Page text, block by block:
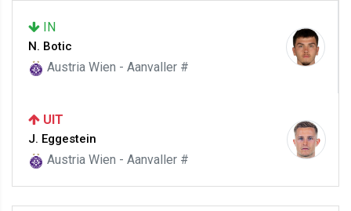
IN
N. Botic
Austria Wien - Aanvaller #
UIT
J. Eggestein
Austria Wien - Aanvaller #